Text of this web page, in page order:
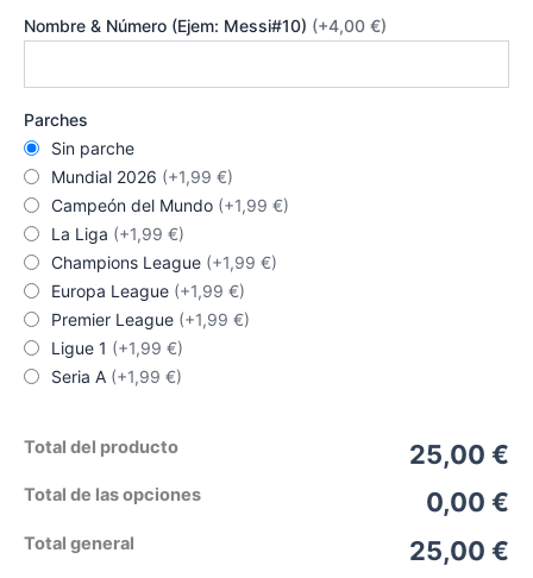
Nombre & Número (Ejem: Messi#10) (+4,00 €)
Parches
Sin parche
Mundial 2026 (+1,99 €)
Campeón del Mundo (+1,99 €)
La Liga (+1,99 €)
Champions League (+1,99 €)
Europa League (+1,99 €)
Premier League (+1,99 €)
Ligue 1 (+1,99 €)
Seria A (+1,99 €)
Total del producto 25,00 €
Total de las opciones 0,00 €
Total general 25,00 €